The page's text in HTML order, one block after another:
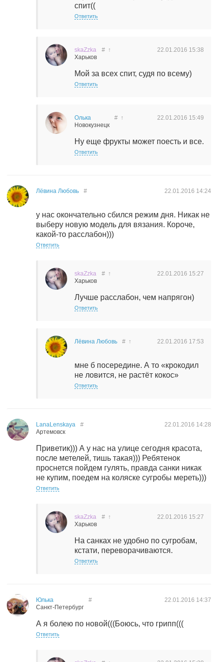
спит((
Ответить
skaZzka
Харьков
22.01.2016 15:38
# ↑
Мой за всех спит, судя по всему)
Ответить
Олька
Новокузнецк
22.01.2016 15:49
# ↑
Ну еще фрукты может поесть и все.
Ответить
Лёвина Любовь 22.01.2016 14:24
#
у нас окончательно сбился режим дня. Никак не
выберу новую модель для вязания. Короче,
какой-то расслабон)))
Ответить
skaZzka
Харьков
22.01.2016 15:27
# ↑
Лучше расслабон, чем напрягон)
Ответить
Лёвина Любовь 22.01.2016 17:53
# ↑
мне б посередине. А то «крокодил
не ловится, не растёт кокос»
Ответить
LanaLenskaya
Артемовск
22.01.2016 14:28
#
Приветик))) А у нас на улице сегодня красота,
после метелей, тишь такая))) Ребятенок
проснется пойдем гулять, правда санки никак
не купим, поедем на коляске сугробы мереть)))
Ответить
skaZzka
Харьков
22.01.2016 15:27
# ↑
На санках не удобно по сугробам,
кстати, переворачиваются.
Ответить
Юлька
Санкт-Петербург
22.01.2016 14:37
#
А я болею по новой(((Боюсь, что грипп(((
Ответить